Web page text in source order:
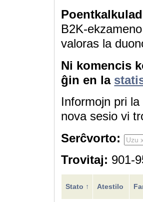
B2K-
valoras la
Ni komencis
ĝin en la
Informojn pri
nova sesio vi
Serĉvorto:
Trovitaj: 901-
Stato ↑ Atestilo